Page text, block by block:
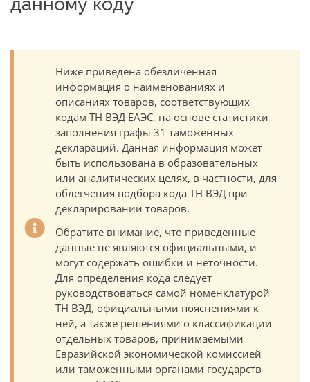
Ниже приведена обезличенная
информация о наименованиях и
описаниях товаров, соответствующих
кодам ТН ВЭД ЕАЭС, на основе статистики
заполнения графы 31 таможенных
деклараций. Данная информация может
быть использована в образовательных
или аналитических целях, в частности, для
облегчения подбора кода ТН ВЭД при
декларировании товаров.
Обратите внимание, что приведенные
данные не являются официальными, и
могут содержать ошибки и неточности.
Для определения кода следует
руководствоваться самой номенклатурой
ТН ВЭД, официальными пояснениями к
ней, а также решениями о классификации
отдельных товаров, принимаемыми
Евразийской экономической комиссией
или таможенными органами государств-